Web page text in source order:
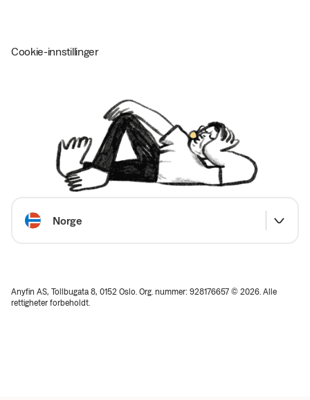
Cookie-innstillinger
Norge
Anyfin AS, Tollbugata 8, 0152 Oslo. Org. nummer: 928176657 © 2026. Alle
rettigheter forbeholdt.